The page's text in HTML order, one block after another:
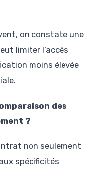
on constate une
limiter l’accès
moins élevée
des
?
non seulement
spécificités